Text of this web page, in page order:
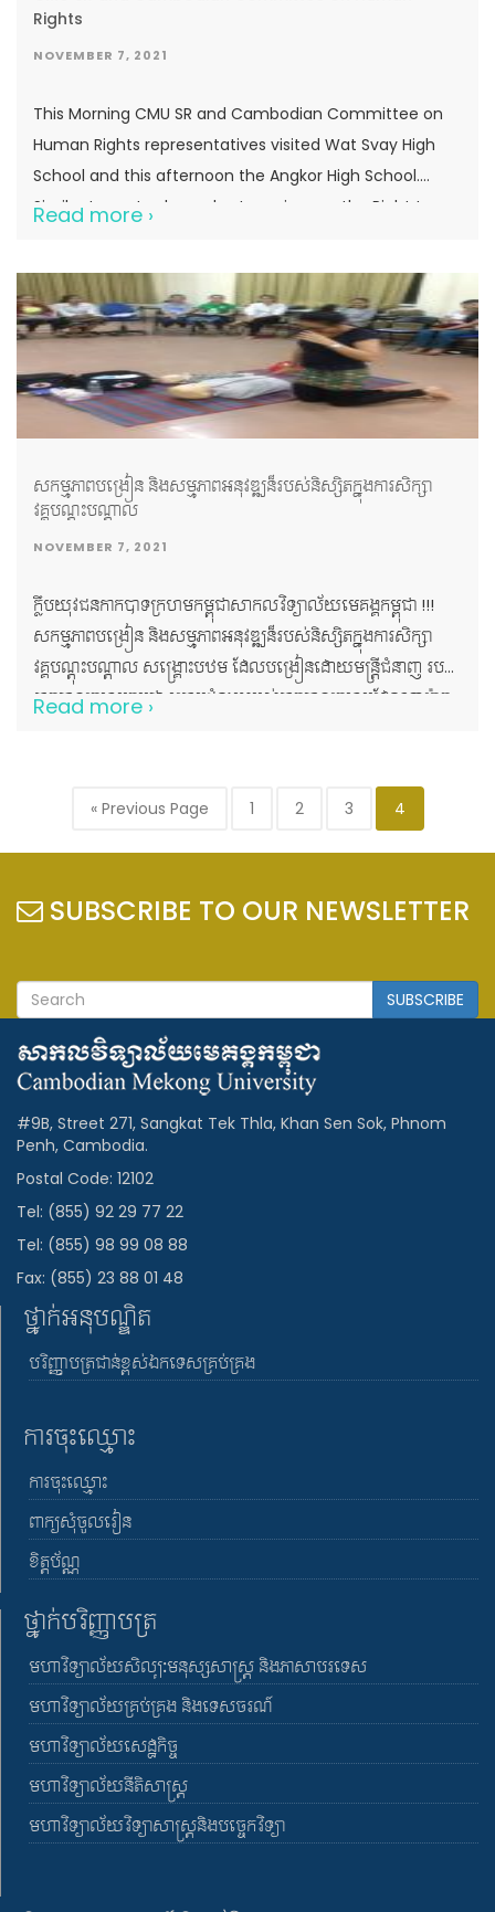
Rights
NOVEMBER 7, 2021
This Morning CMU SR and Cambodian Committee on
Human Rights representatives visited Wat Svay High
School and this afternoon the Angkor High School.
Similar to yesterday a short seminar on the Right to
Human Rights Number 26: The Right to Education1.
Everyone has the right to education. […]
Read more ›
សកម្មភាពបង្រៀន និងសម្មភាពអនុវឌ្ឍន៏របស់និស្សិតក្នុងការសិក្សា
វគ្គបណ្តុះបណ្តាល
NOVEMBER 7, 2021
ក្លឹបយុវជនកាកបាទក្រហមកម្ពុជាសាកលវិទ្យាល័យមេគង្គកម្ពុជា !!!
សកម្មភាពបង្រៀន និងសម្មភាពអនុវឌ្ឍន៏របស់និស្សិតក្នុងការសិក្សា
វគ្គបណ្តុះបណ្តាល សង្រ្គោះបឋម ដែលបង្រៀនដោយមន្ត្រីជំនាញ របស់
កាកបាទក្រហមកម្ពុជា ក្រោមជំនួយរបស់កាកបាទក្រហមដែនណាម៉ាក
Read more ›
« Previous Page 1 2 3 4
SUBSCRIBE TO OUR NEWSLETTER
SUBSCRIBE
#9B, Street 271, Sangkat Tek Thla, Khan Sen Sok, Phnom
Penh, Cambodia.
Postal Code: 12102
Tel: (855) 92 29 77 22
Tel: (855) 98 99 08 88
Fax: (855) 23 88 01 48
ថ្នាក់អនុបណ្ឌិត
បរិញ្ញាបត្រជាន់ខ្ពស់ឯកទេសគ្រប់គ្រង
ការចុះឈ្មោះ
ការចុះឈ្មោះ
ពាក្យសុំចូលរៀន
ខិត្តប័ណ្ណ
ថ្នាក់បរិញ្ញាបត្រ
មហាវិទ្យាល័យសិល្បៈមនុស្សសាស្រ្ត និងភាសាបរទេស
មហាវិទ្យាល័យគ្រប់គ្រង និងទេសចរណ៍
មហាវិទ្យាល័យសេដ្ឋកិច្ច
មហាវិទ្យាល័យនីតិសាស្រ្ត
មហាវិទ្យាល័យវិទ្យាសាស្រ្តនិងបច្ចេកវិទ្យា